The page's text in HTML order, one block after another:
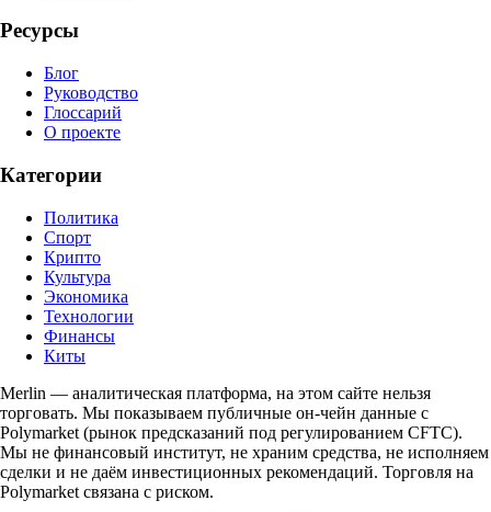
Ресурсы
Блог
Руководство
Глоссарий
О проекте
Категории
Политика
Спорт
Крипто
Культура
Экономика
Технологии
Финансы
Киты
Merlin — аналитическая платформа, на этом сайте нельзя
торговать. Мы показываем публичные он-чейн данные с
Polymarket (рынок предсказаний под регулированием CFTC).
Мы не финансовый институт, не храним средства, не исполняем
сделки и не даём инвестиционных рекомендаций. Торговля на
Polymarket связана с риском.